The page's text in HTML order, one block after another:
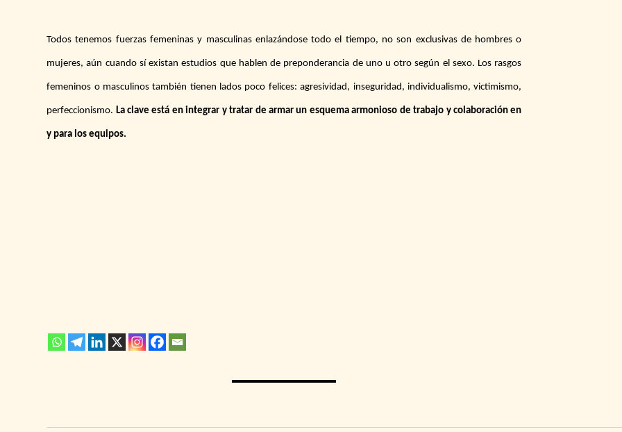
Todos tenemos fuerzas femeninas y masculinas enlazándose todo el tiempo, no son exclusivas de hombres o
mujeres, aún cuando sí existan estudios que hablen de preponderancia de uno u otro según el sexo. Los rasgos
femeninos o masculinos también tienen lados poco felices: agresividad, inseguridad, individualismo, victimismo,
perfeccionismo. La clave está en integrar y tratar de armar un esquema armonioso de trabajo y colaboración en
y para los equipos.